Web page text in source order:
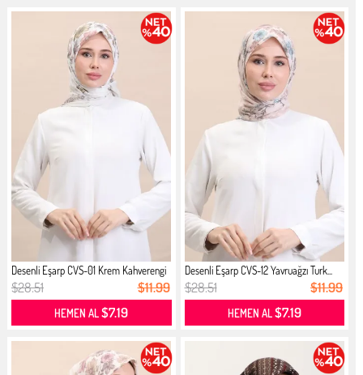
Desenli Eşarp CVS-01 Krem Kahverengi
$28.51 $11.99
HEMEN AL$7.19
Desenli Eşarp CVS-12 Yavruağzı Turk...
$28.51 $11.99
HEMEN AL$7.19